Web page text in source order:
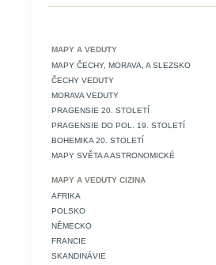
MAPY A VEDUTY
MAPY ČECHY, MORAVA, A SLEZSKO
ČECHY VEDUTY
MORAVA VEDUTY
PRAGENSIE 20. STOLETÍ
PRAGENSIE DO POL. 19. STOLETÍ
BOHEMIKA 20. STOLETÍ
MAPY SVĚTA A ASTRONOMICKÉ
MAPY A VEDUTY CIZINA
AFRIKA
POLSKO
NĚMECKO
FRANCIE
SKANDINÁVIE